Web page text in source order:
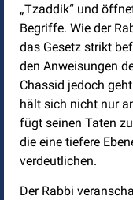
„Tzaddik“ und
Begriffe. Wie der
das Gesetz strikt
den Anweisungen
Chassid jedoch
hält sich nicht nur
fügt seinen Taten
die eine tiefere
verdeutlichen.
Der Rabbi